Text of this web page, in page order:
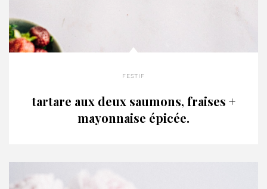
festif
tartare aux deux saumons, fraises +
mayonnaise épicée.